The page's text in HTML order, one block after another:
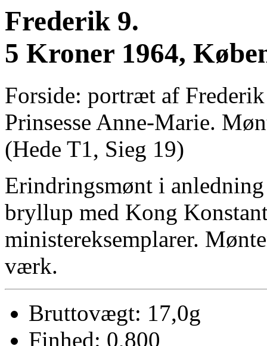
Frederik 9.
5 Kroner 1964,
Forside: portræt af
Prinsesse Anne-Marie.
(Hede T1, Sieg 19)
Erindringsmønt i
bryllup med Kong
ministereksemplarer.
værk.
Bruttovægt: 17,0g
Finhed: 0,800